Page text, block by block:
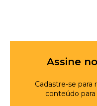
Assine
Cadastre-se para
conteúdo